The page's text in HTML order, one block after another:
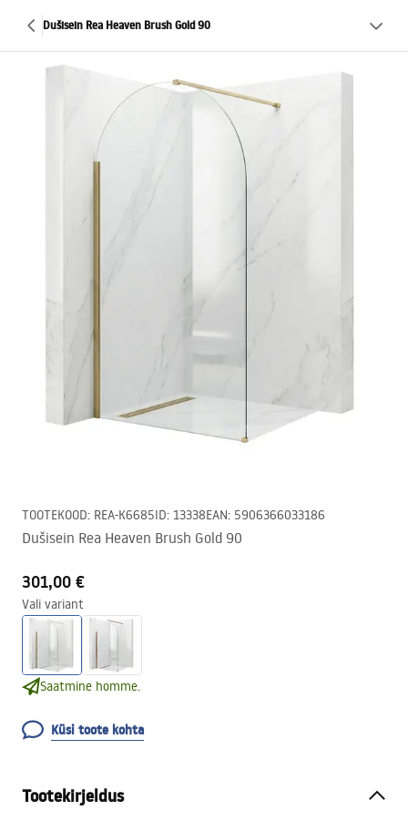
Dušisein Rea Heaven Brush Gold 90
TOOTEKOOD: REA-K6685ID: 13338EAN: 5906366033186
Dušisein Rea Heaven Brush Gold 90
301,00 €
Vali variant
Saatmine homme.
Küsi toote kohta
Tootekirjeldus